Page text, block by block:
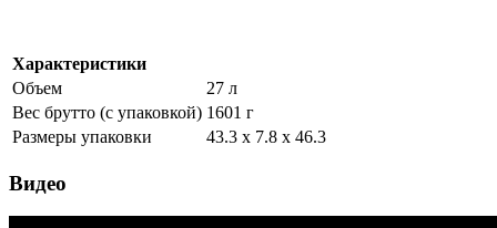
Характеристики
Объем
27 л
Вес брутто (с упаковкой) 1601 г
Размеры упаковки
43.3 x 7.8 x 46.3
Видео